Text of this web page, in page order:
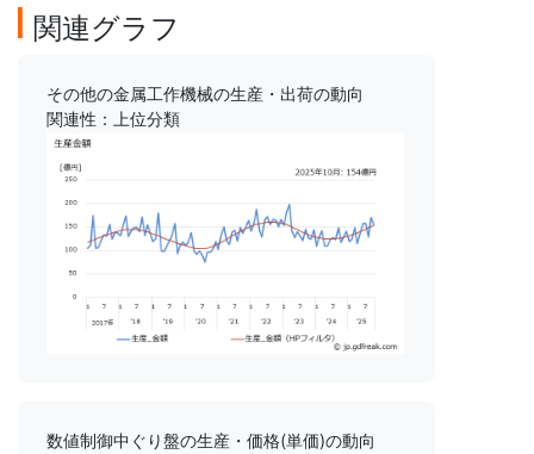
関連グラフ
その他の金属工作機械の生産・出荷の動向
関連性：上位分類
数値制御中ぐり盤の生産・価格(単価)の動向